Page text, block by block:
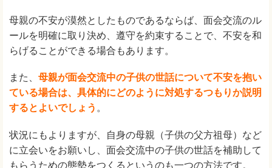
母親の不安が漠然としたものであるならば、面会交流のル
ールを明確に取り決め、遵守を約束することで、不安を和
らげることができる場合もあります。
また、 母親が面会交流中の子供の世話について不安を抱い
ている場合は、具体的にどのように対処するつもりか説明
するとよいでしょう 。
状況にもよりますが、自身の母親（子供の父方祖母）など
に立会いをお願いし、面会交流中の子供の世話を補助して
もらうための態勢をつくるというのも一つの方法です。